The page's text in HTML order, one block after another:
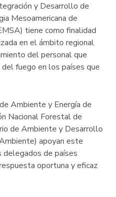
y Desarrollo de
Mesoamericana de
tiene como finalidad
en el ámbito regional
del personal que
fuego en los países que
Ambiente y Energía de
Nacional Forestal de
de Ambiente y Desarrollo
apoyan este
delegados de países
oportuna y eficaz